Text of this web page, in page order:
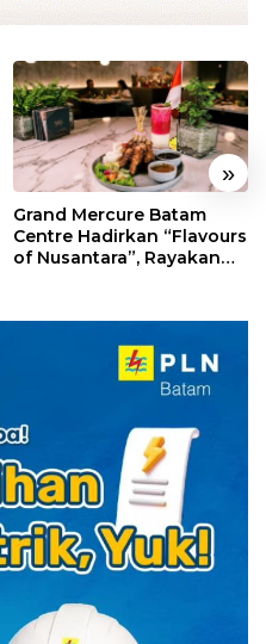
»
Grand Mercure Batam
Centre Hadirkan “Flavours
of Nusantara”, Rayakan